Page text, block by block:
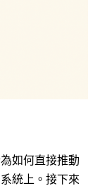
如何直接推動
統上。接下來